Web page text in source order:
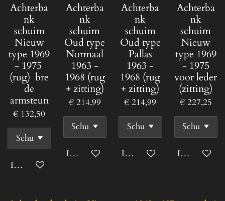
Achterba
nk
schuim
Nieuw
type 1969
- 1975
(rug) bre
de
armsteun
€ 132,50
In winkelwagen
Achterba
nk
schuim
Oud type
Normaal
1963 -
1968 (rug
+ zitting)
€ 214,99
In winkelwagen
Achterba
nk
schuim
Oud type
Pallas
1963 -
1968 (rug
+ zitting)
€ 214,99
In winkelwagen
Achterba
nk
schuim
Nieuw
type 1969
- 1975
voor leder
(zitting)
€ 227,25
In